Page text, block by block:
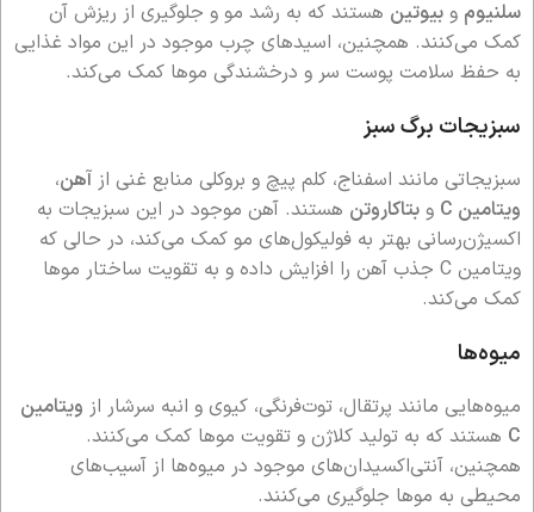
سلنیوم و بیوتین هستند که به رشد مو و جلوگیری از ریزش آن
کمک می‌کنند. همچنین، اسیدهای چرب موجود در این مواد غذایی
به حفظ سلامت پوست سر و درخشندگی موها کمک می‌کند.
سبزیجات برگ سبز
سبزیجاتی مانند اسفناج، کلم پیچ و بروکلی منابع غنی از آهن،
ویتامین C
و بتاکاروتن هستند. آهن موجود در این سبزیجات به
اکسیژن‌رسانی بهتر به فولیکول‌های مو کمک می‌کند، در حالی که
ویتامین C جذب آهن را افزایش داده و به تقویت ساختار موها
کمک می‌کند.
میوه‌ها
میوه‌هایی مانند پرتقال، توت‌فرنگی، کیوی و انبه سرشار از ویتامین
C هستند که به تولید کلاژن و تقویت موها کمک می‌کنند.
همچنین، آنتی‌اکسیدان‌های موجود در میوه‌ها از آسیب‌های
محیطی به موها جلوگیری می‌کنند.